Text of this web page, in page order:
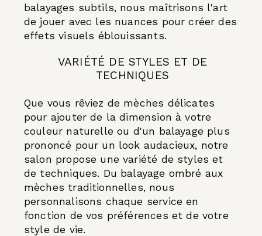
balayages subtils, nous maîtrisons l'art
de jouer avec les nuances pour créer des
effets visuels éblouissants.
VARIÉTÉ DE STYLES ET DE
TECHNIQUES
Que vous rêviez de mèches délicates
pour ajouter de la dimension à votre
couleur naturelle ou d'un balayage plus
prononcé pour un look audacieux, notre
salon propose une variété de styles et
de techniques. Du balayage ombré aux
mèches traditionnelles, nous
personnalisons chaque service en
fonction de vos préférences et de votre
style de vie.